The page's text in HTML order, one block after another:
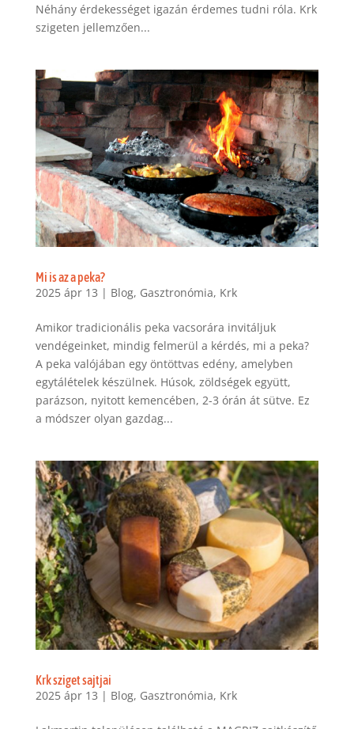
Néhány érdekességet igazán érdemes tudni róla. Krk
szigeten jellemzően...
Mi is az a peka?
2025 ápr 13 | Blog, Gasztronómia, Krk
Amikor tradicionális peka vacsorára invitáljuk
vendégeinket, mindig felmerül a kérdés, mi a peka?
A peka valójában egy öntöttvas edény, amelyben
egytálételek készülnek. Húsok, zöldségek együtt,
parázson, nyitott kemencében, 2-3 órán át sütve. Ez
a módszer olyan gazdag...
Krk sziget sajtjai
2025 ápr 13 | Blog, Gasztronómia, Krk